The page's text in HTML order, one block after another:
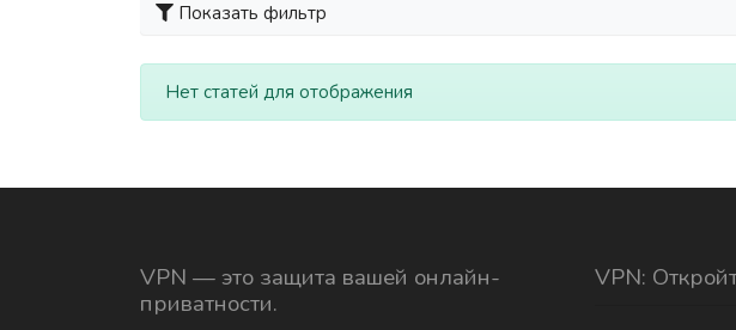
Показать фильтр
Нет статей для отображения
VPN — это защита вашей онлайн-
приватности.
VPN: